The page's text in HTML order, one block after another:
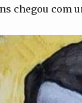
chegou com